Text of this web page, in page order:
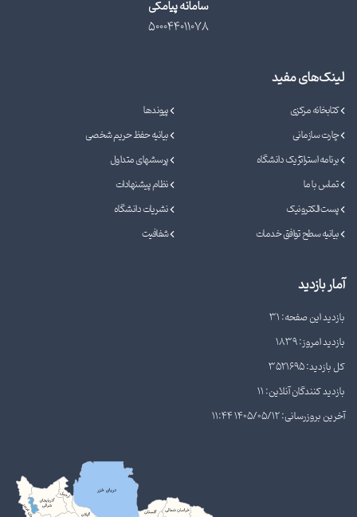
سامانه پیامکی
500044011078
لینک‌های مفید
کتابخانه مرکزی
پیوندها
چارت سازمانی
بیانیه حفظ حریم شخصی
برنامه استراتژیک دانشگاه
پرسشهای متداول
تماس با ما
نظام پیشنهادات
پست الکترونیک
نشریات دانشگاه
بیانیه سطح توافق خدمات
شفافیت
آمار بازدید
بازدید این صفحه: 31
بازدید امروز: 1839
کل بازدید: 3521695
بازدید کنندگان آنلاین: 11
آخرین بروزرسانی: 1405/05/12 11:44